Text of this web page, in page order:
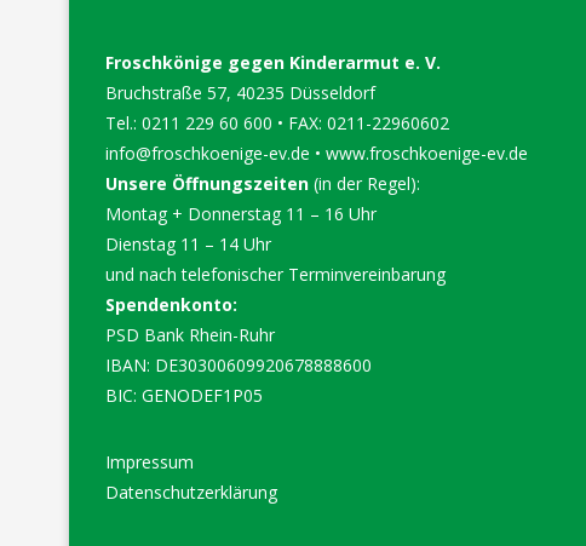
Froschkönige gegen Kinderarmut e. V.
Bruchstraße 57, 40235 Düsseldorf
Tel.: 0211 229 60 600 • FAX: 0211-22960602
info@froschkoenige-ev.de • www.froschkoenige-ev.de
Unsere Öffnungszeiten (in der Regel):
Montag + Donnerstag 11 – 16 Uhr
Dienstag 11 – 14 Uhr
und nach telefonischer Terminvereinbarung
Spendenkonto:
PSD Bank Rhein-Ruhr
IBAN: DE30300609920678888600
BIC: GENODEF1P05
Impressum
Datenschutzerklärung